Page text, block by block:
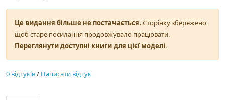
Це видання більше не постачається. Сторінку збережено,
щоб старе посилання продовжувало працювати.
Переглянути доступні книги для цієї моделі.
0 відгуків/ Написати відгук